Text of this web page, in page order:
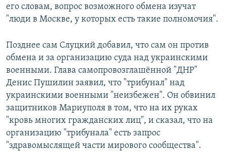
его словам, вопрос возможного обмена изучат
"люди в Москве, у которых есть такие полномочия".
Позднее сам Слуцкий добавил, что сам он против
обмена и за организацию суда над украинскими
военными. Глава самопровозглашённой "ДНР"
Денис Пушилин заявил, что "трибунал" над
украинскими военными "неизбежен". Он обвинил
защитников Мариуполя в том, что на их руках
"кровь многих гражданских лиц", и сказал, что на
организацию "трибунала" есть запрос
"здравомыслящей части мирового сообщества".